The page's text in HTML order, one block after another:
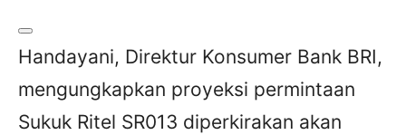
Handayani, Direktur Konsumer Bank BRI,
mengungkapkan proyeksi permintaan
Sukuk Ritel SR013 diperkirakan akan